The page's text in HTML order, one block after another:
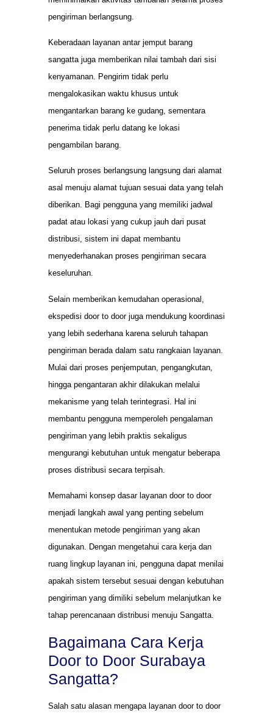
pengiriman berlangsung.
Keberadaan layanan antar jemput barang
sangatta juga memberikan nilai tambah dari sisi
kenyamanan. Pengirim tidak perlu
mengalokasikan waktu khusus untuk
mengantarkan barang ke gudang, sementara
penerima tidak perlu datang ke lokasi
pengambilan barang.
Seluruh proses berlangsung langsung dari alamat
asal menuju alamat tujuan sesuai data yang telah
diberikan. Bagi pengguna yang memiliki jadwal
padat atau lokasi yang cukup jauh dari pusat
distribusi, sistem ini dapat membantu
menyederhanakan proses pengiriman secara
keseluruhan.
Selain memberikan kemudahan operasional,
ekspedisi door to door juga mendukung koordinasi
yang lebih sederhana karena seluruh tahapan
pengiriman berada dalam satu rangkaian layanan.
Mulai dari proses penjemputan, pengangkutan,
hingga pengantaran akhir dilakukan melalui
mekanisme yang telah terintegrasi. Hal ini
membantu pengguna memperoleh pengalaman
pengiriman yang lebih praktis sekaligus
mengurangi kebutuhan untuk mengatur beberapa
proses distribusi secara terpisah.
Memahami konsep dasar layanan door to door
menjadi langkah awal yang penting sebelum
menentukan metode pengiriman yang akan
digunakan. Dengan mengetahui cara kerja dan
ruang lingkup layanan ini, pengguna dapat menilai
apakah sistem tersebut sesuai dengan kebutuhan
pengiriman yang dimiliki sebelum melanjutkan ke
tahap perencanaan distribusi menuju Sangatta.
Bagaimana Cara Kerja
Door to Door Surabaya
Sangatta?
Salah satu alasan mengapa layanan door to door